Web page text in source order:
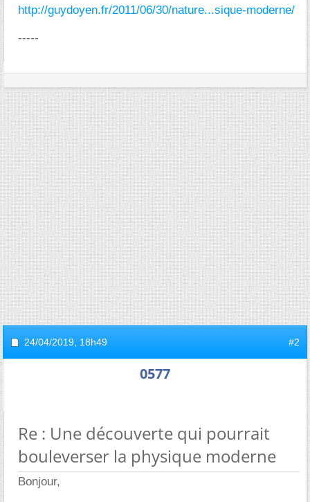
http://guydoyen.fr/2011/06/30/nature...sique-moderne/
-----
24/04/2019, 18h49 #2
0577
Re : Une découverte qui pourrait
bouleverser la physique moderne
Bonjour,